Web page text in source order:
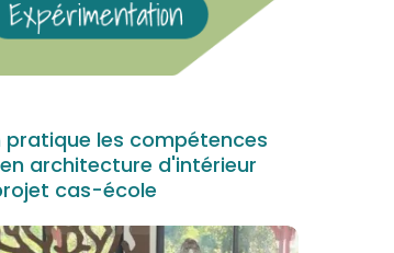
pratique les compétences
architecture d'intérieur
cas-école